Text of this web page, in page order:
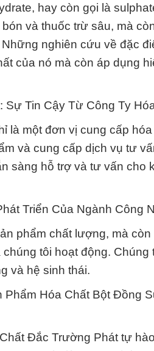
hay còn gọi là
và thuốc trừ sâu, mà
nghiên cứu về đặc
của nó mà còn áp dụng
Tin Cậy Từ Công Ty
là một đơn vị cung cấp
và cung cấp dịch vụ tư
sàng hỗ trợ và tư vấn cho
Triển Của Ngành Công
phẩm chất lượng, mà
tôi hoạt động.
và hệ sinh thái.
Hóa Chất Bột Đồng
Đắc Trường Phát tự